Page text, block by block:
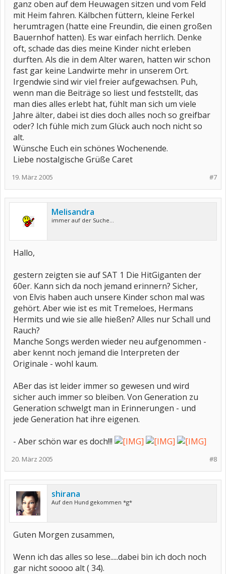
ganz oben auf dem Heuwagen sitzen und vom Feld
mit Heim fahren. Kälbchen füttern, kleine Ferkel
herumtragen (hatte eine Freundin, die einen großen
Bauernhof hatten). Es war einfach herrlich. Denke
oft, schade das dies meine Kinder nicht erleben
durften. Als die in dem Alter waren, hatten wir schon
fast gar keine Landwirte mehr in unserem Ort.
Irgendwie sind wir viel freier aufgewachsen. Puh,
wenn man die Beiträge so liest und feststellt, das
man dies alles erlebt hat, fühlt man sich um viele
Jahre älter, dabei ist dies doch alles noch so greifbar
oder? Ich fühle mich zum Glück auch noch nicht so
alt.
Wünsche Euch ein schönes Wochenende.
Liebe nostalgische Grüße Caret
#7
19. März 2005
Melisandra
immer auf der Suche...
Hallo,
gestern zeigten sie auf SAT 1 Die HitGiganten der
60er. Kann sich da noch jemand erinnern? Sicher,
von Elvis haben auch unsere Kinder schon mal was
gehört. Aber wie ist es mit Tremeloes, Hermans
Hermits und wie sie alle hießen? Alles nur Schall und
Rauch?
Manche Songs werden wieder neu aufgenommen -
aber kennt noch jemand die Interpreten der
Originale - wohl kaum.
ABer das ist leider immer so gewesen und wird
sicher auch immer so bleiben. Von Generation zu
Generation schwelgt man in Erinnerungen - und
jede Generation hat ihre eigenen.
- Aber schön war es doch!!!
#8
20. März 2005
shirana
Auf den Hund gekommen *g*
Guten Morgen zusammen,
Wenn ich das alles so lese.....dabei bin ich doch noch
gar nicht soooo alt ( 34).